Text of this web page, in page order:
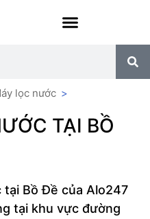
lọc nước >
TẠI BỒ
tại Bồ Đề của Alo247
tại khu vực đường